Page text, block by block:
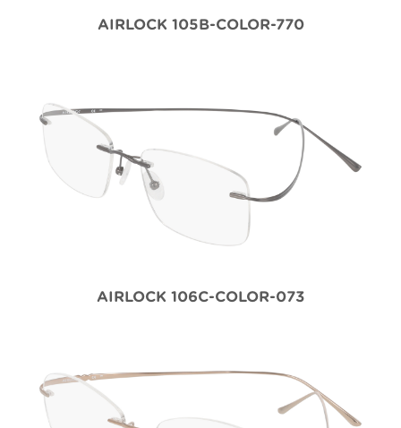
AIRLOCK 105B-COLOR-770
AIRLOCK 106C-COLOR-073